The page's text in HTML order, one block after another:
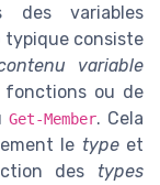
variables
typique consiste
variable
ou de
Get-Member. Cela
le typeet
des types